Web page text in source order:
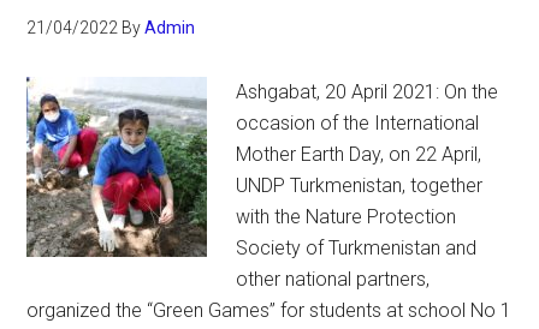
21/04/2022 ByAdmin
Ashgabat, 20 April 2021: On the
occasion of the International
Mother Earth Day, on 22 April,
UNDP Turkmenistan, together
with the Nature Protection
Society of Turkmenistan and
other national partners,
organized the “Green Games” for students at school No 1